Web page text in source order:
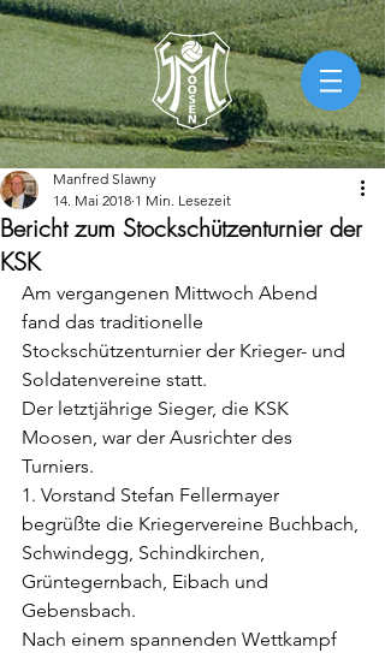
Bericht zum Stockschützenturnier der
KSK
Manfred Slawny
14. Mai 2018 1 Min. Lesezeit
Am vergangenen Mittwoch Abend
fand das traditionelle
Stockschützenturnier der Krieger- und
Soldatenvereine statt.
Der letztjährige Sieger, die KSK
Moosen, war der Ausrichter des
Turniers.
1. Vorstand Stefan Fellermayer
begrüßte die Kriegervereine Buchbach,
Schwindegg, Schindkirchen,
Grüntegernbach, Eibach und
Gebensbach.
Nach einem spannenden Wettkampf